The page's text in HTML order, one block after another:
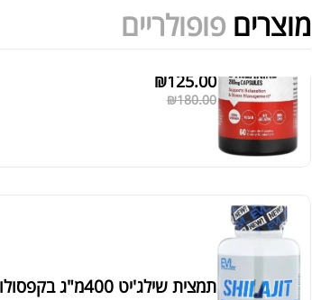
מוצרים פופולריים
מציג 31–36 מתוך 524 תוצאות
סידור ברירת מחדל
L-תיאנין | L-THEANINE FORCE
₪180.00
₪125.00
תמצית שילג'יט 400מ"ג בקפסולות